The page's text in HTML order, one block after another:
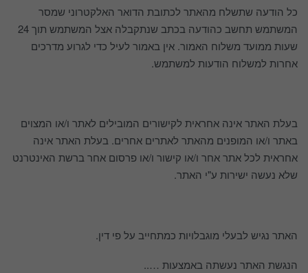
כל הודעה שתשלח מהאתר לכתובת הדואר האלקטרוני שמסר
המשתמש תחשב כהודעה בכתב שנתקבלה אצל המשתמש תוך 24
שעות ממועד משלוח האמור. אין באמור לעיל כדי לגרוע מדרכים
אחרות למשלוח הודעות למשתמש.
בעלת האתר אינה אחראית לקישורים המובילים לאתר ו/או המצוים
באתר ו/או המופנים מהאתר לאתרים אחרים. בעלת האתר אינה
אחראית לכל אתר אחר ו/או קישור ו/או פרסום אחר ברשת האינטרנט
שלא נעשה ישירות ע"י האתר.
האתר נגיש לבעלי מוגבלויות כמתחייב על פי דין.
הנגשת האתר נעשתה באמצעות …..